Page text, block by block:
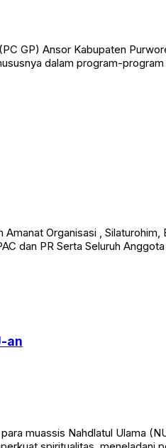
GP) Ansor Kabupaten
dalam program-
Organisasi , Silaturohim,
dan PR Serta Seluruh
an
muassis Nahdlatul Ulama